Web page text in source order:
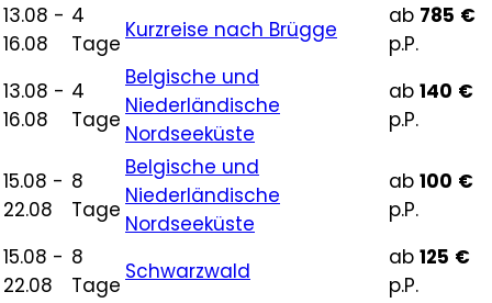
13.08 -
16.08
4
Tage
Kurzreise nach Brügge
ab 785 €
p.P.
13.08 -
16.08
4
Tage
Belgische und
Niederländische
Nordseeküste
ab 140 €
p.P.
15.08 -
22.08
8
Tage
Belgische und
Niederländische
Nordseeküste
ab 100 €
p.P.
15.08 -
22.08
8
Tage
Schwarzwald
ab 125 €
p.P.